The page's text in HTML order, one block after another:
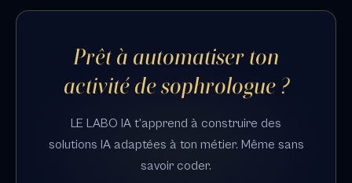
Prêt à automatiser ton
activité de sophrologue ?
LE LABO IA t'apprend à construire des
solutions IA adaptées à ton métier. Même sans
savoir coder.